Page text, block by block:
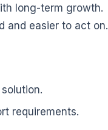
long-term growth.
and easier to act on.
requirements.